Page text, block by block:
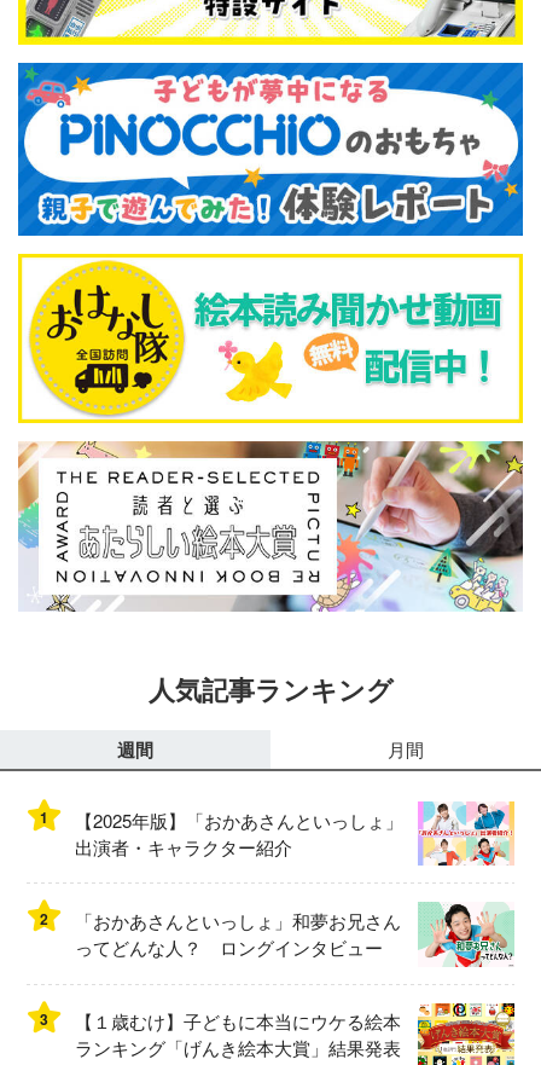
人気記事ランキング
週間 月間
1
【2025年版】「おかあさんといっしょ」
出演者・キャラクター紹介
2
「おかあさんといっしょ」和夢お兄さん
ってどんな人？ ロングインタビュー
3
【１歳むけ】子どもに本当にウケる絵本
ランキング「げんき絵本大賞」結果発表